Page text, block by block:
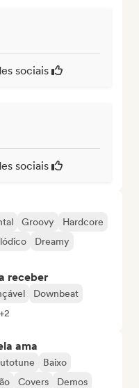
sociais
sociais
Groovy
Hardcore
Dreamy
receber
Downbeat
ama
Baixo
Covers
Demos